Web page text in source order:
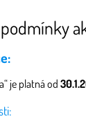
je platná od